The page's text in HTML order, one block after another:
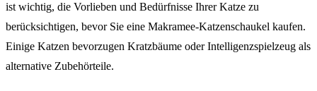
ist wichtig, die Vorlieben und Bedürfnisse Ihrer Katze zu
berücksichtigen, bevor Sie eine Makramee-Katzenschaukel kaufen.
Einige Katzen bevorzugen Kratzbäume oder Intelligenzspielzeug als
alternative Zubehörteile.